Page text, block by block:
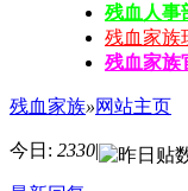
残血人事
残血家族
残血家族
残血家族»网站主页
今日: 2330|